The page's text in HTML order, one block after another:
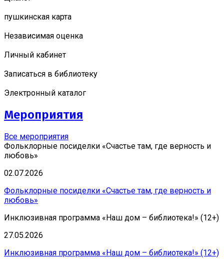
пушкинская карта
Независимая оценка
Личный кабинет
Записаться в библиотеку
Электронный каталог
Мероприятия
Все мероприятия
Фольклорные посиделки «Счастье там, где верность и
любовь»
02.07.2026
Фольклорные посиделки «Счастье там, где верность и
любовь»
Инклюзивная программа «Наш дом – библиотека!» (12+)
27.05.2026
Инклюзивная программа «Наш дом – библиотека!» (12+)